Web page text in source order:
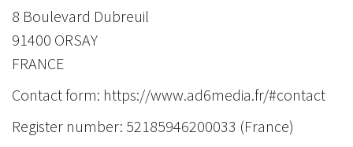
8 Boulevard Dubreuil
91400 ORSAY
FRANCE
Contact form: https://www.ad6media.fr/#contact
Register number: 52185946200033 (France)